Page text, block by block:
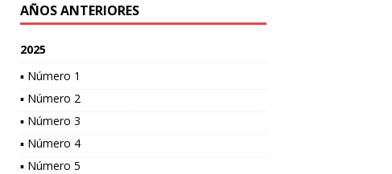
AÑOS ANTERIORES
2025
▪ Número 1
▪ Número 2
▪ Número 3
▪ Número 4
▪ Número 5